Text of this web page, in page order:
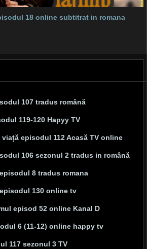
18 online subtitrat in romana
107 tradus română
119-120 Hapyy TV
episodul 112 Acasă TV online
106 sezonul 2 tradus in română
8 tradus romana
130 online tv
episod 52 online Kanal D
6 (11-12) online happy tv
117 sezonul 3 TV